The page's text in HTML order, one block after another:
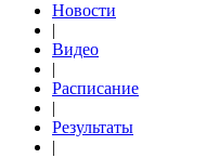
Новости
|
Видео
|
Расписание
|
Результаты
|